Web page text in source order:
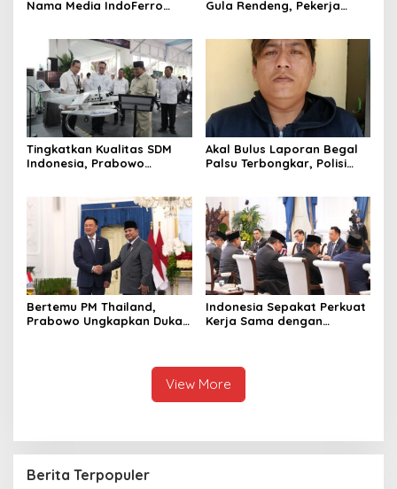
Nama Media IndoFerro
Gula Rendeng, Pekerja
Tingkatkan Kualitas SDM
Indonesia, Prabowo
Terbaik Dunia
Akal Bulus Laporan Begal
Palsu Terbongkar, Polisi
Bertemu PM Thailand,
Prabowo Ungkapkan Duka
Indonesia Sepakat Perkuat
Kerja Sama dengan
View More
Berita Terpopuler